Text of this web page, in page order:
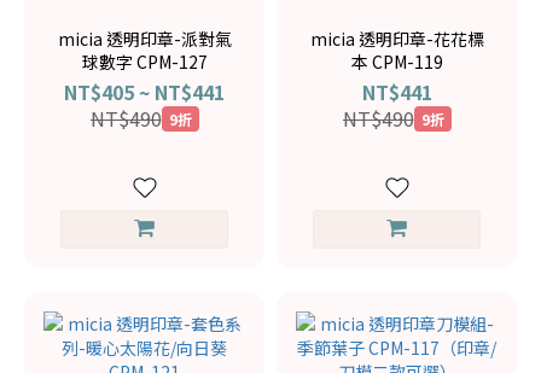
micia 透明印章-派對氣
球數字 CPM-127
NT$405 ~ NT$441
NT$490 9折
micia 透明印章-花花標
本 CPM-119
NT$441
NT$490 9折